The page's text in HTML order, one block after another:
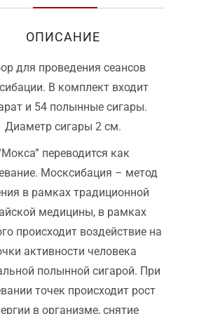
ОПИСАНИЕ
для проведения сеансов
В комплект входит
и 54 полынные сигары.
Диаметр сигары 2 см.
переводится как
Москсибация – метод
в рамках традиционной
медицины, в рамках
происходит воздействие на
активности человека
полынной сигарой. При
точек происходит рост
в организме, снятие